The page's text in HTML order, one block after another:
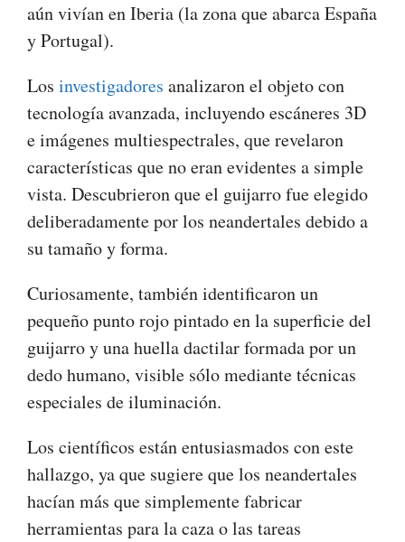
aún vivían en Iberia (la zona que abarca España
y Portugal).
Los investigadores analizaron el objeto con
tecnología avanzada, incluyendo escáneres 3D
e imágenes multiespectrales, que revelaron
características que no eran evidentes a simple
vista. Descubrieron que el guijarro fue elegido
deliberadamente por los neandertales debido a
su tamaño y forma.
Curiosamente, también identificaron un
pequeño punto rojo pintado en la superficie del
guijarro y una huella dactilar formada por un
dedo humano, visible sólo mediante técnicas
especiales de iluminación.
Los científicos están entusiasmados con este
hallazgo, ya que sugiere que los neandertales
hacían más que simplemente fabricar
herramientas para la caza o las tareas